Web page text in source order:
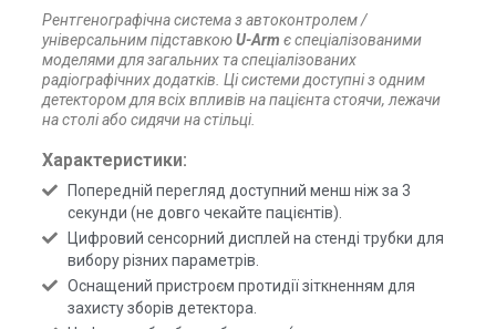
Рентгенографічна система з автоконтролем /
універсальним підставкоюU-Arm є спеціалізованими
моделями для загальних та спеціалізованих
радіографічних додатків. Ці системи доступні з одним
детектором для всіх впливів на пацієнта стоячи, лежачи
на столі або сидячи на стільці.
Характеристики:
Попередній перегляд доступний менш ніж за 3
секунди (не довго чекайте пацієнтів).
Цифровий сенсорний дисплей на стенді трубки для
вибору різних параметрів.
Оснащений пристроєм протидії зіткненням для
захисту зборів детектора.